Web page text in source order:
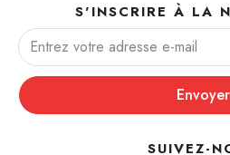
S'INSCRIRE À LA
Envoyer
SUIVEZ-